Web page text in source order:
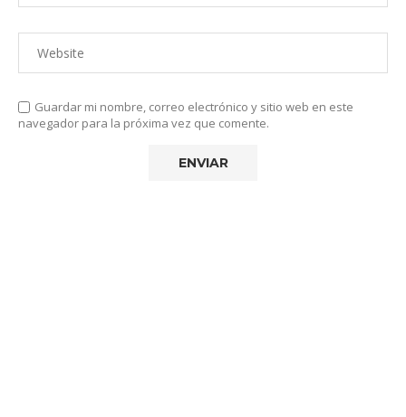
Guardar mi nombre, correo electrónico y sitio web en este
navegador para la próxima vez que comente.